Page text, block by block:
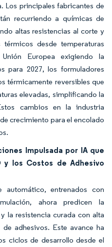
Los principales fabricantes de
recurriendo a químicas de
altas resistencias al corte y
desde temperaturas
Europea exigiendo la
para 2027, los formuladores
térmicamente reversibles que
elevadas, simplificando la
cambios en la industria
crecimiento para el encolado
Impulsada por IA que
y los Costos de Adhesivo
automático, entrenados con
ahora predicen la
la resistencia curada con alta
adhesivos. Este avance ha
ciclos de desarrollo desde el